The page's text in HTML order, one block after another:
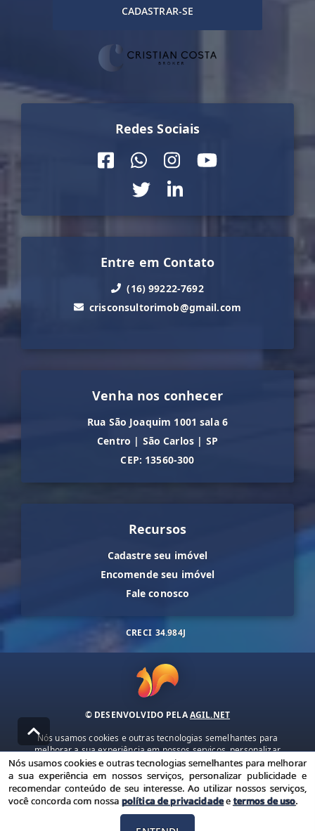
CADASTRAR-SE
Redes Sociais
Entre em Contato
(16) 99222-7692
crisconsultorimob@gmail.com
Venha nos conhecer
Rua São Joaquim 1001 sala 6
Centro | São Carlos | SP
CEP: 13560-300
Recursos
Cadastre seu imóvel
Encomende seu imóvel
Fale conosco
CRECI 34.984J
© DESENVOLVIDO PELAAGIL.NET
Nós usamos cookies e outras tecnologias semelhantes para
melhorar a sua experiência em nossos serviços, personalizar
publicidade e recomendar conteúdo de seu interesse. Ao utilizar
nossos serviços, você concorda com nossa política de privacidade e
termos de uso.
Política de Privacidade Termos de uso
Nós usamos cookies e outras tecnologias semelhantes para melhorar
a sua experiência em nossos serviços, personalizar publicidade e
recomendar conteúdo de seu interesse. Ao utilizar nossos serviços,
você concorda com nossa política de privacidadeetermos de uso.